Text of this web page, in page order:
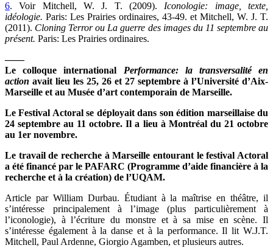
6. Voir Mitchell, W. J. T. (2009). Iconologie: image, texte,
idéologie. Paris: Les Prairies ordinaires, 43-49. et Mitchell, W. J. T.
(2011). Cloning Terror ou La guerre des images du 11 septembre au
présent. Paris: Les Prairies ordinaires.
——
Le colloque international Performance: la transversalité en
action avait lieu les 25, 26 et 27 septembre à l’Université d’Aix-
Marseille et au Musée d’art contemporain de Marseille.
Le Festival Actoral se déployait dans son édition marseillaise du
24 septembre au 11 octobre. Il a lieu à Montréal du 21 octobre
au 1er novembre.
Le travail de recherche à Marseille entourant le festival Actoral
a été financé par le PAFARC (Programme d’aide financière à la
recherche et à la création) de l’UQAM.
Article par William Durbau. Étudiant à la maîtrise en théâtre, il
s’intéresse principalement à l’image (plus particulièrement à
l’iconologie), à l’écriture du monstre et à sa mise en scène. Il
s’intéresse également à la danse et à la performance. Il lit W.J.T.
Mitchell, Paul Ardenne, Giorgio Agamben, et plusieurs autres.